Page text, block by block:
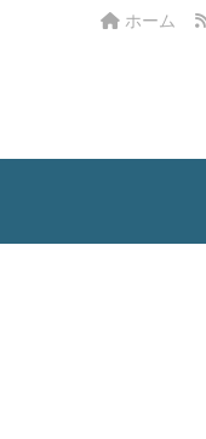
ホーム